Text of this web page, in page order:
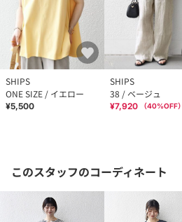
SHIPS
ONE SIZE / イエロー
¥5,500
SHIPS
38 / ベージュ
¥7,920 （40%OFF）
このスタッフのコーディネート